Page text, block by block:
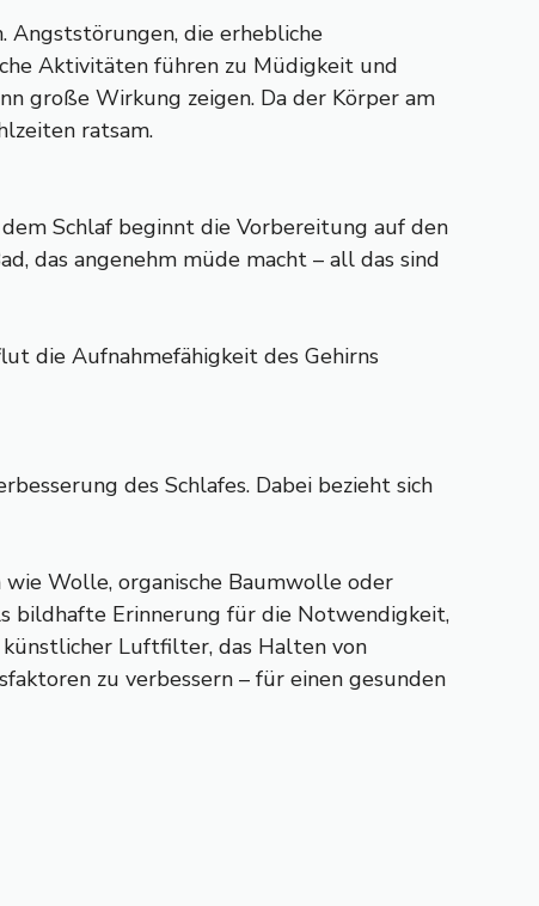
Angststörungen, die erhebliche
Aktivitäten führen zu Müdigkeit und
große Wirkung zeigen. Da der Körper am
ratsam.
Schlaf beginnt die Vorbereitung auf den
das angenehm müde macht – all das sind
die Aufnahmefähigkeit des Gehirns
des Schlafes. Dabei bezieht sich
Wolle, organische Baumwolle oder
bildhafte Erinnerung für die Notwendigkeit,
künstlicher Luftfilter, das Halten von
zu verbessern – für einen gesunden